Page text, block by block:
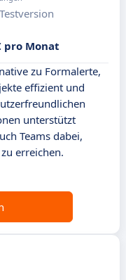
pro Monat
zu Formalerte,
effizient und
unterstützt
Teams dabei,
erreichen.